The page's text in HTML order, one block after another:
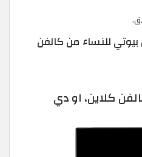
للنساء من كالفن
كلاين، او دي